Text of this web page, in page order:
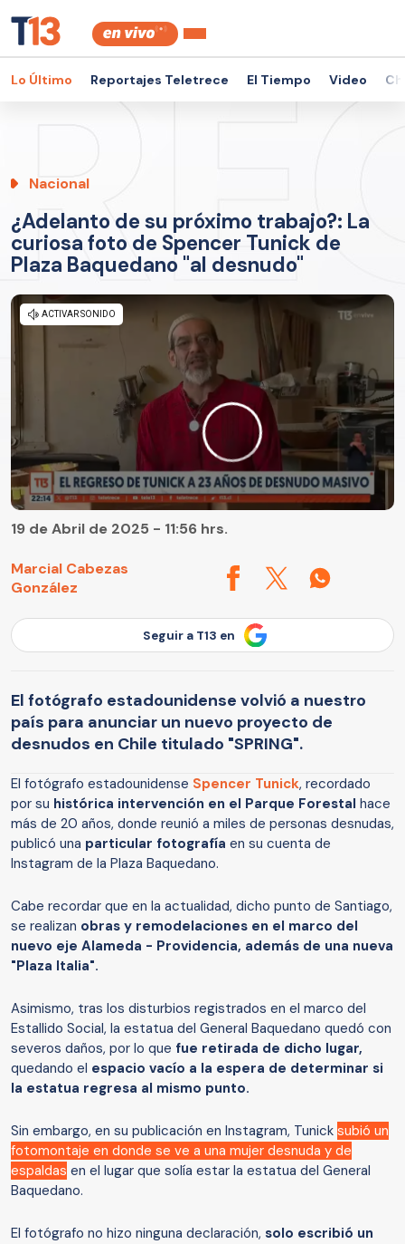
Lo Último Reportajes Teletrece El Tiempo Video
Nacional
¿Adelanto de su próximo trabajo?: La
curiosa foto de Spencer Tunick de
Plaza Baquedano "al desnudo"
Marcial Cabezas
González
19 de Abril de 2025 - 11:56 hrs.
Seguir a T13 en
El fotógrafo estadounidense volvió a nuestro
país para anunciar un nuevo proyecto de
desnudos en Chile titulado "SPRING".
El fotógrafo estadounidense Spencer Tunick, recordado
por su histórica intervención en el Parque Forestal hace
más de 20 años, donde reunió a miles de personas desnudas,
publicó una particular fotografía en su cuenta de
Instagram de la Plaza Baquedano.
Cabe recordar que en la actualidad, dicho punto de Santiago,
se realizan obras y remodelaciones en el marco del
nuevo eje Alameda - Providencia, además de una nueva
"Plaza Italia".
Asimismo, tras los disturbios registrados en el marco del
Estallido Social, la estatua del General Baquedano quedó con
severos daños, por lo que fue retirada de dicho lugar,
quedando el espacio vacío a la espera de determinar si
la estatua regresa al mismo punto.
Sin embargo, en su publicación en Instagram, Tunick subió un
fotomontaje en donde se ve a una mujer desnuda y de
espaldas en el lugar que solía estar la estatua del General
Baquedano.
El fotógrafo no hizo ninguna declaración, solo escribió un